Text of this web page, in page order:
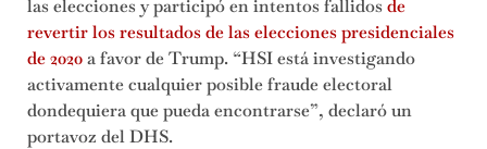
las elecciones y participó en intentos fallidos de
revertir los resultados de las elecciones presidenciales
de 2020a favor de Trump. “HSI está investigando
activamente cualquier posible fraude electoral
dondequiera que pueda encontrarse”, declaró un
portavoz del DHS.